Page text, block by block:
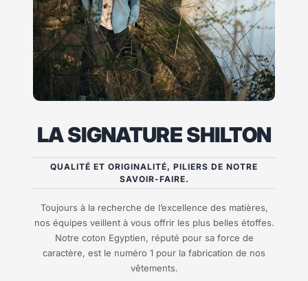
LA SIGNATURE SHILTON
QUALITÉ ET ORIGINALITÉ, PILIERS DE NOTRE
SAVOIR-FAIRE.
Toujours à la recherche de l’excellence des matières,
nos équipes veillent à vous offrir les plus belles étoffes.
Notre coton Egyptien, réputé pour sa force de
caractère, est le numéro 1 pour la fabrication de nos
vêtements.